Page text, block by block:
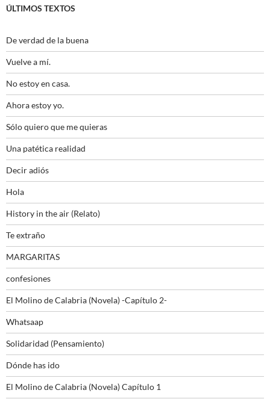
ÚLTIMOS TEXTOS
De verdad de la buena
Vuelve a mí.
No estoy en casa.
Ahora estoy yo.
Sólo quiero que me quieras
Una patética realidad
Decir adiós
Hola
History in the air (Relato)
Te extraño
MARGARITAS
confesiones
El Molino de Calabria (Novela) -Capítulo 2-
Whatsaap
Solidaridad (Pensamiento)
Dónde has ido
El Molino de Calabria (Novela) Capítulo 1